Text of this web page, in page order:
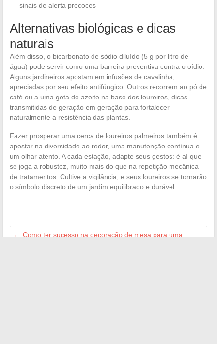
sinais de alerta precoces
Alternativas biológicas e dicas
naturais
Além disso, o bicarbonato de sódio diluído (5 g por litro de
água) pode servir como uma barreira preventiva contra o oídio.
Alguns jardineiros apostam em infusões de cavalinha,
apreciadas por seu efeito antifúngico. Outros recorrem ao pó de
café ou a uma gota de azeite na base dos loureiros, dicas
transmitidas de geração em geração para fortalecer
naturalmente a resistência das plantas.
Fazer prosperar uma cerca de loureiros palmeiros também é
apostar na diversidade ao redor, uma manutenção contínua e
um olhar atento. A cada estação, adapte seus gestos: é aí que
se joga a robustez, muito mais do que na repetição mecânica
de tratamentos. Cultive a vigilância, e seus loureiros se tornarão
o símbolo discreto de um jardim equilibrado e durável.
← Como ter sucesso na decoração de mesa para uma